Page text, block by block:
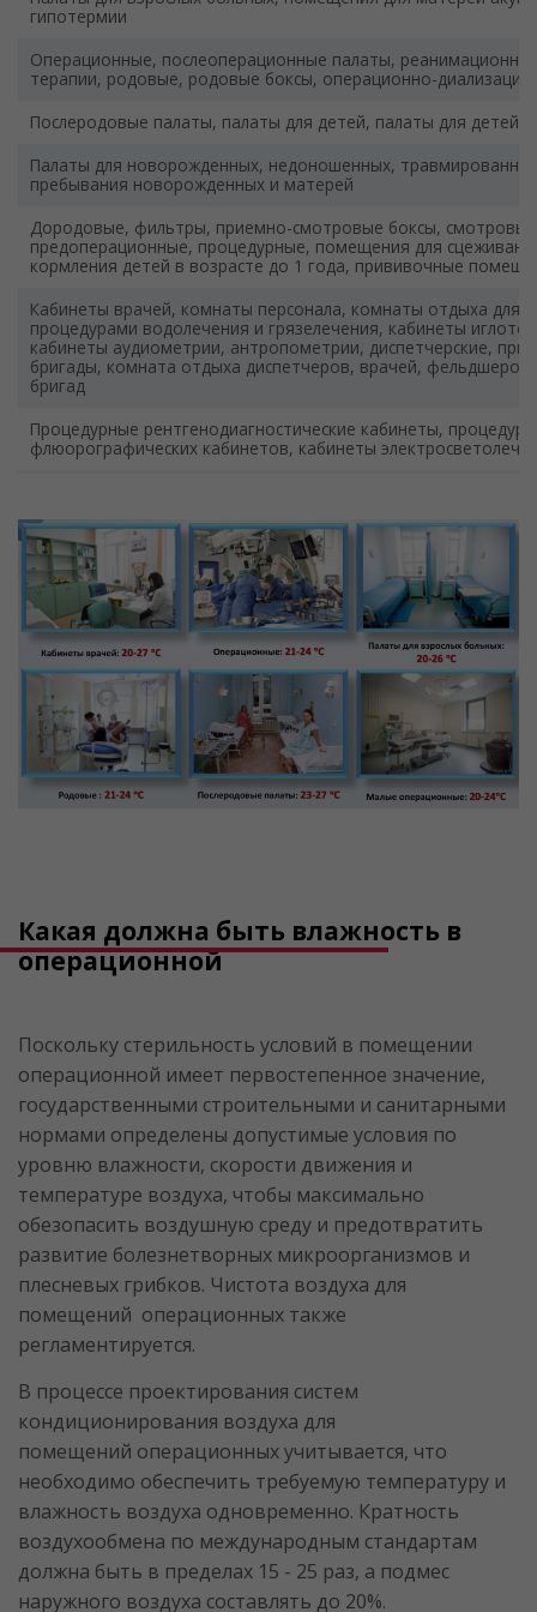
гипотермии
Операционные, послеоперационные палаты,
терапии, родовые, родовые боксы, операционно-
Послеродовые палаты, палаты для детей, палаты для детей
Палаты для новорожденных, недоношенных,
пребывания новорожденных и матерей
Дородовые, фильтры, приемно-смотровые боксы,
предоперационные, процедурные, помещения для
кормления детей в возрасте до 1 года, прививочные
Кабинеты врачей, комнаты персонала, комнаты отдыха для
процедурами водолечения и грязелечения, кабинеты
кабинеты аудиометрии, антропометрии, диспетчерские,
бригады, комната отдыха диспетчеров, врачей,
бригад
Процедурные рентгенодиагностические кабинеты,
флюорографических кабинетов, кабинеты
Какая должна быть влажность в
операционной
Поскольку стерильность условий в помещении
операционной имеет первостепенное значение,
государственными строительными и санитарными
нормами определены допустимые условия по
уровню влажности, скорости движения и
температуре воздуха, чтобы максимально
обезопасить воздушную среду и предотвратить
развитие болезнетворных микроорганизмов и
плесневых грибков. Чистота воздуха для
помещений операционных также
регламентируется.
В процессе проектирования систем
кондиционирования воздуха для
помещений операционных учитывается, что
необходимо обеспечить требуемую температуру и
влажность воздуха одновременно. Кратность
воздухообмена по международным стандартам
должна быть в пределах 15 - 25 раз, а подмес
наружного воздуха составлять до 20%.